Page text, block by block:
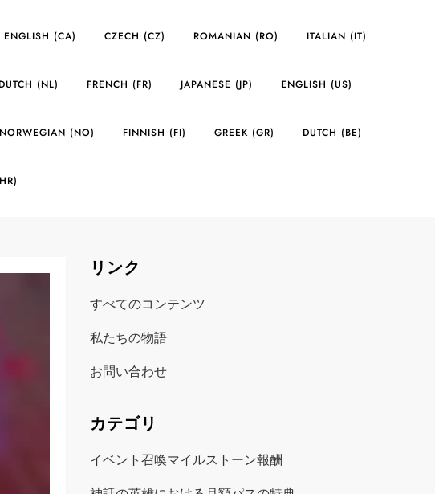
ENGLISH (CA) CZECH (CZ) ROMANIAN (RO) ITALIAN (IT)
DUTCH (NL) FRENCH (FR) JAPANESE (JP) ENGLISH (US)
NORWEGIAN (NO) FINNISH (FI) GREEK (GR) DUTCH (BE)
リンク
すべてのコンテンツ
私たちの物語
お問い合わせ
カテゴリ
イベント召喚マイルストーン報酬